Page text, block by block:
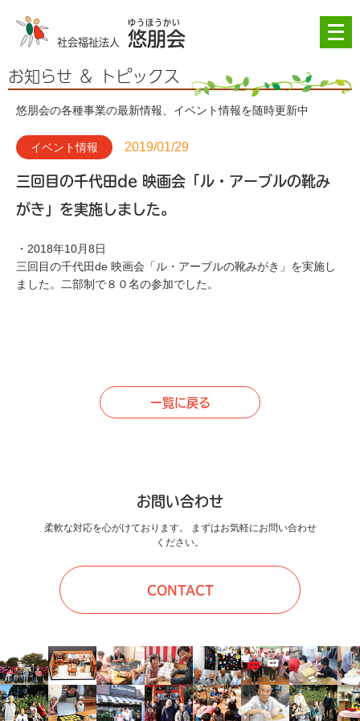
社会福祉法人 悠朋会
メ
ニ
を
お知らせ ＆ トピックス
悠朋会の各種事業の最新情報、イベント情報を随時更新中
イベント情報 2019/01/29
三回目の千代田de 映画会「ル・アーブルの靴み
がき」を実施しました。
・2018年10月8日
三回目の千代田de 映画会「ル・アーブルの靴みがき」を実施し
ました。二部制で８０名の参加でした。
一覧に戻る
お問い合わせ
柔軟な対応を心がけております。 まずはお気軽にお問い合わせ
ください。
CONTACT